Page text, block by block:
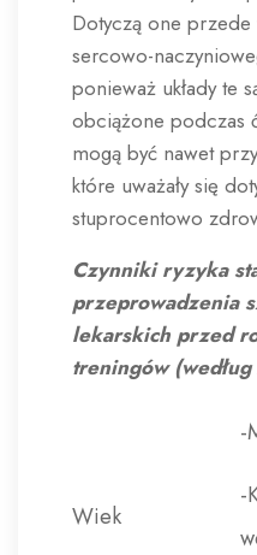
Dotyczą one przede
sercowo-
ponieważ układy te
obciążone podczas
mogą być nawet
które uważały się
stuprocentowo
Czynniki ryzyka
przeprowadzenia
lekarskich przed
treningów
Wiek
-
-